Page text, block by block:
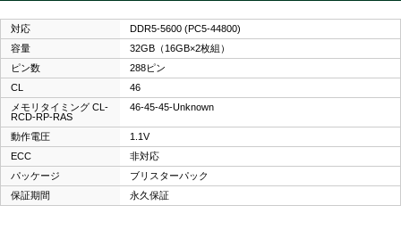
対応
DDR5-5600 (PC5-44800)
容量
32GB（16GB×2枚組）
ピン数
288ピン
CL
46
メモリタイミング CL-
RCD-RP-RAS
46-45-45-Unknown
動作電圧
1.1V
ECC
非対応
パッケージ
ブリスターパック
保証期間
永久保証